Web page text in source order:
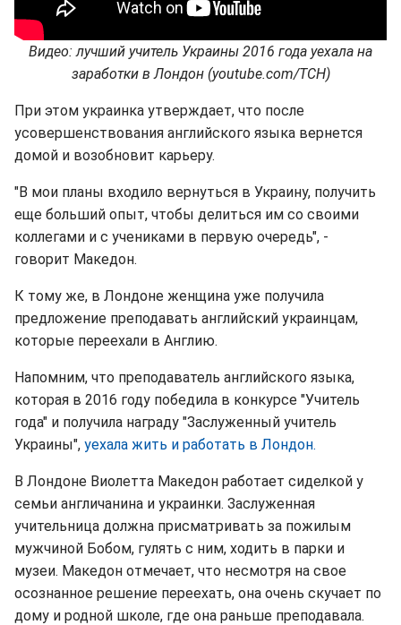
Видео: лучший учитель Украины 2016 года уехала на
заработки в Лондон (youtube.com/ТСН)
При этом украинка утверждает, что после
усовершенствования английского языка вернется
домой и возобновит карьеру.
"В мои планы входило вернуться в Украину, получить
еще больший опыт, чтобы делиться им со своими
коллегами и с учениками в первую очередь", -
говорит Македон.
К тому же, в Лондоне женщина уже получила
предложение преподавать английский украинцам,
которые переехали в Англию.
Напомним, что преподаватель английского языка,
которая в 2016 году победила в конкурсе "Учитель
года" и получила награду "Заслуженный учитель
Украины", уехала жить и работать в Лондон.
В Лондоне Виолетта Македон работает сиделкой у
семьи англичанина и украинки. Заслуженная
учительница должна присматривать за пожилым
мужчиной Бобом, гулять с ним, ходить в парки и
музеи. Македон отмечает, что несмотря на свое
осознанное решение переехать, она очень скучает по
дому и родной школе, где она раньше преподавала.